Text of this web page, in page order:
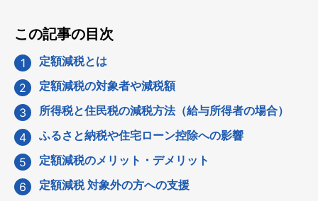
この記事の目次
定額減税とは
定額減税の対象者や減税額
所得税と住民税の減税方法（給与所得者の場合）
ふるさと納税や住宅ローン控除への影響
定額減税のメリット・デメリット
定額減税 対象外の方への支援